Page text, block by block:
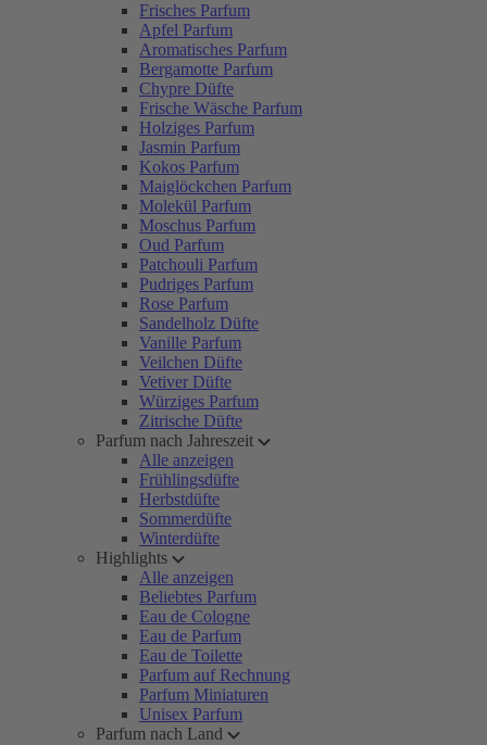
Frisches Parfum
Apfel Parfum
Aromatisches Parfum
Bergamotte Parfum
Chypre Düfte
Frische Wäsche Parfum
Holziges Parfum
Jasmin Parfum
Kokos Parfum
Maiglöckchen Parfum
Molekül Parfum
Moschus Parfum
Oud Parfum
Patchouli Parfum
Pudriges Parfum
Rose Parfum
Sandelholz Düfte
Vanille Parfum
Veilchen Düfte
Vetiver Düfte
Würziges Parfum
Zitrische Düfte
Parfum nach Jahreszeit
Alle anzeigen
Frühlingsdüfte
Herbstdüfte
Sommerdüfte
Winterdüfte
Highlights
Alle anzeigen
Beliebtes Parfum
Eau de Cologne
Eau de Parfum
Eau de Toilette
Parfum auf Rechnung
Parfum Miniaturen
Unisex Parfum
Parfum nach Land